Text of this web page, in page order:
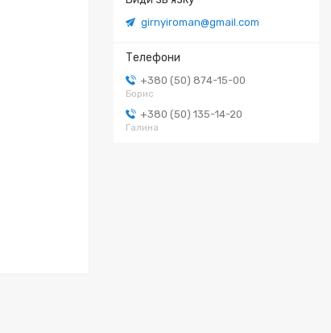
girnyiroman@gmail.com
+380 (50) 874-15-00
Борис
+380 (50) 135-14-20
Галина